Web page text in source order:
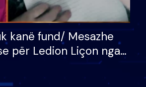
kanë fund/ Mesazhe
për Ledion Liçon nga
e tij, moderatori
lotët: Nuk meritoj…